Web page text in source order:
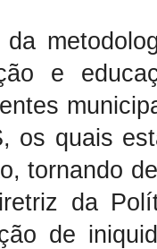
e
os quais
tornando
da
de